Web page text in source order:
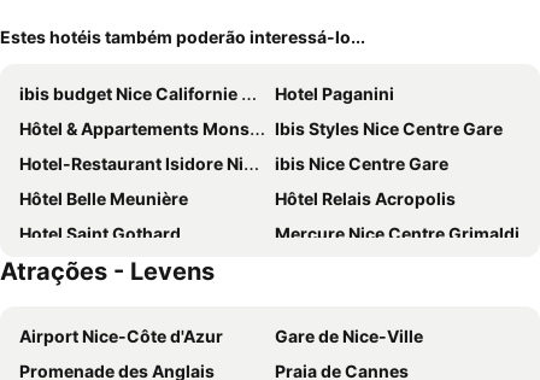
Estes hotéis também poderão interessá-lo...
ibis budget Nice Californie Lenval
Hotel Paganini
Hôtel & Appartements Monsigny
Ibis Styles Nice Centre Gare
Hotel-Restaurant Isidore Nice Ouest
ibis Nice Centre Gare
Hôtel Belle Meunière
Hôtel Relais Acropolis
Hotel Saint Gothard
Mercure Nice Centre Grimaldi
Novotel Nice Centre Vieux Nice
NH Nice
Hôtel Bristol
Aparthotel Adagio Access Nice Magnan
ibis Styles Nice Vieux Port
Atrações - Levens
Airport Nice-Côte d'Azur
Gare de Nice-Ville
Promenade des Anglais
Praia de Cannes